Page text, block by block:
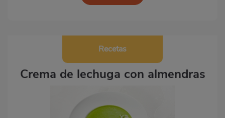
Recetas
Crema de lechuga con almendras